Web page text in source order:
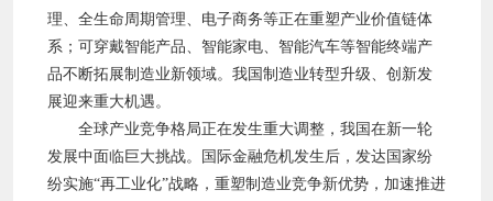
理、全生命周期管理、电子商务等正在重塑产业价值链体
系；可穿戴智能产品、智能家电、智能汽车等智能终端产
品不断拓展制造业新领域。我国制造业转型升级、创新发
展迎来重大机遇。
全球产业竞争格局正在发生重大调整，我国在新一轮
发展中面临巨大挑战。国际金融危机发生后，发达国家纷
纷实施“再工业化”战略，重塑制造业竞争新优势，加速推进